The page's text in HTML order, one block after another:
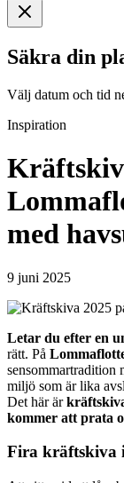
Säkra din
Välj datum och tid
Inspiration
med
9 juni 2025
Letar du efter en
rätt. På
sensommartradition
miljö som är lika
Det här är
kommer att prata
Fira kräftskiva